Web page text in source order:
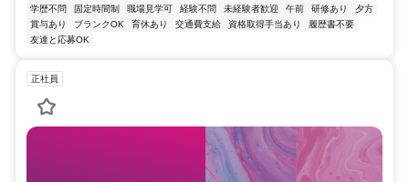
学歴不問
固定時間制 職場見学可 経験不問 未経験者歓迎 午前 研修あり
夕方
賞与あり
ブランクOK 育休あり 交通費支給 資格取得手当あり
履歴書不要
友達と応募OK
正社員